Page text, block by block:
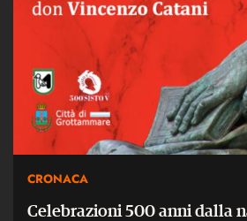
CRONACA
Celebrazioni 500 anni dalla